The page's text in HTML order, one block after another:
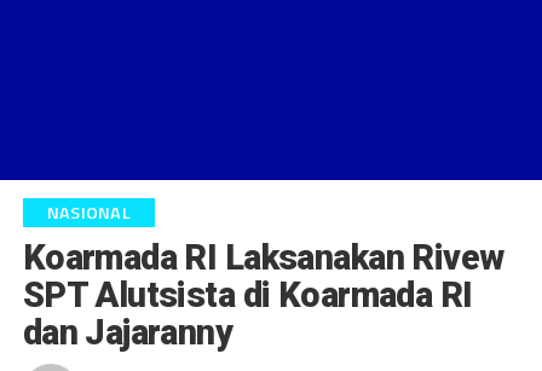
NASIONAL
Koarmada RI Laksanakan Rivew
SPT Alutsista di Koarmada RI
dan Jajaranny